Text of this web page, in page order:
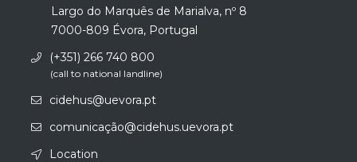
Largo do Marquês de Marialva, nº 8
7000-809 Évora, Portugal
(+351) 266 740 800
(call to national landline)
cidehus@uevora.pt
comunicação@cidehus.uevora.pt
Location